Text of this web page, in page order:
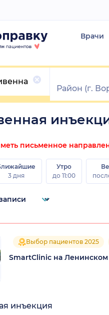
Врачи
письменное
3 дня
Утро
до 11:00
Выбор пациентов 2025
SmartClinic на
инъекция